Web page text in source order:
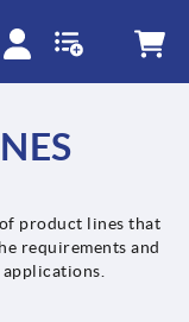
product lines that
requirements and